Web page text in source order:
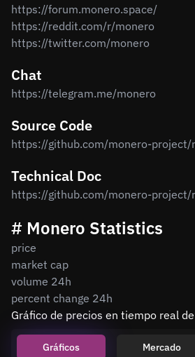
https://forum.monero.space/
https://reddit.com/r/monero
https://twitter.com/monero
Chat
https://telegram.me/monero
Source Code
https://github.com/monero-project/
Technical Doc
# Monero Statistics
price
market cap
volume 24h
percent change 24h
Gráfico de precios en tiempo real de
Gráficos Mercado